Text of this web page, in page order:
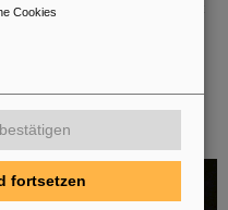
Sonnensystem bei und stellt
beteiligt
Cookies
fortsetzen